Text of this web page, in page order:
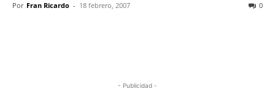
Por Fran Ricardo - 18 febrero, 2007 0
- Publicidad -